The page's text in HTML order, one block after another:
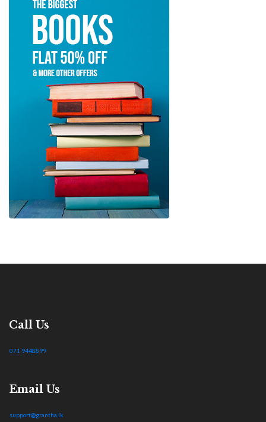
Call Us
071 9448899
Email Us
support@grantha.lk